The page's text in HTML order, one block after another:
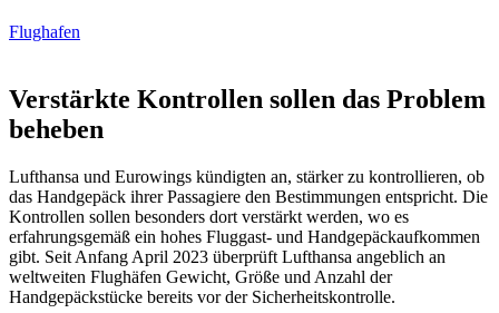
Flughafen
Verstärkte Kontrollen sollen das Problem
beheben
Lufthansa und Eurowings kündigten an, stärker zu kontrollieren, ob
das Handgepäck ihrer Passagiere den Bestimmungen entspricht. Die
Kontrollen sollen besonders dort verstärkt werden, wo es
erfahrungsgemäß ein hohes Fluggast- und Handgepäckaufkommen
gibt. Seit Anfang April 2023 überprüft Lufthansa angeblich an
weltweiten Flughäfen Gewicht, Größe und Anzahl der
Handgepäckstücke bereits vor der Sicherheitskontrolle.